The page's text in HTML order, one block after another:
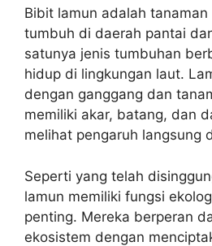
Bibit lamun adalah tanaman
tumbuh di daerah pantai
satunya jenis tumbuhan
hidup di lingkungan laut.
dengan ganggang dan
memiliki akar, batang, dan
melihat pengaruh langsung
Seperti yang telah
lamun memiliki fungsi
penting. Mereka berperan
ekosistem dengan